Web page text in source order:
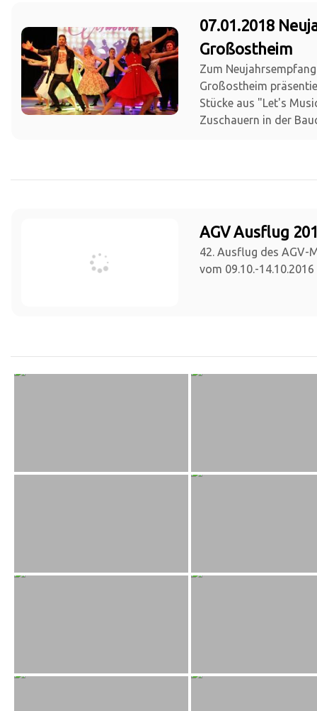
07.01.2018
Großostheim
Zum
Großostheim
Stücke aus "Let's
Zuschauern in der
AGV Ausflug
42. Ausflug des AGV-
vom 09.10.-